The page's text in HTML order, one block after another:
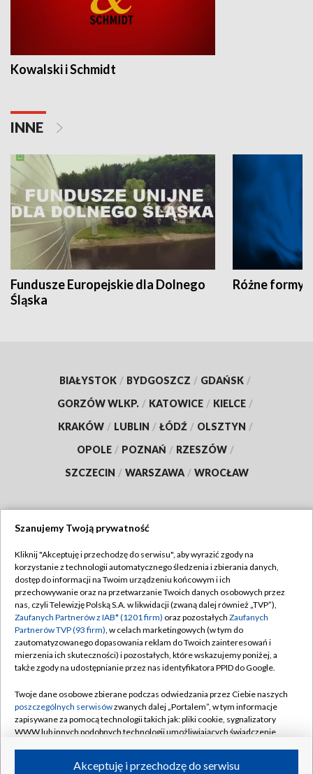
Kowalski i Schmidt
INNE
Fundusze Europejskie dla Dolnego
Śląska
Różne formy
BIAŁYSTOK / BYDGOSZCZ / GDAŃSK /
GORZÓW WLKP. / KATOWICE / KIELCE /
KRAKÓW / LUBLIN / ŁÓDŹ / OLSZTYN /
OPOLE / POZNAŃ / RZESZÓW /
SZCZECIN / WARSZAWA / WROCŁAW
TVP
Abonament TVP
Emisja w TVP
Centrum informacji TVP
Naziemna Telewizja Cyfrowa
Rada Programowa
System NOS
Informacje o nadawcy
Regulamin TVP
Polityka prywatności
Moje zgody
Pomoc
Kontakt
Kanały
Szanujemy Twoją prywatność
Kliknij "Akceptuję i przechodzę do serwisu", aby wyrazić zgody na
korzystanie z technologii automatycznego śledzenia i zbierania danych,
dostęp do informacji na Twoim urządzeniu końcowym i ich
przechowywanie oraz na przetwarzanie Twoich danych osobowych przez
nas, czyli Telewizję Polską S.A. w likwidacji (zwaną dalej również „TVP”),
Zaufanych Partnerów z IAB* (1201 firm) oraz pozostałych Zaufanych
Partnerów TVP (93 firm), w celach marketingowych (w tym do
zautomatyzowanego dopasowania reklam do Twoich zainteresowań i
mierzenia ich skuteczności) i pozostałych, które wskazujemy poniżej, a
także zgody na udostępnianie przez nas identyfikatora PPID do Google.
Twoje dane osobowe zbierane podczas odwiedzania przez Ciebie naszych
poszczególnych serwisówzwanych dalej „Portalem”, w tym informacje
zapisywane za pomocą technologii takich jak: pliki cookie, sygnalizatory
WWW lub innych podobnych technologii umożliwiających świadczenie
ruchu w Internecie.Akceptuję i przechodzę do serwisu